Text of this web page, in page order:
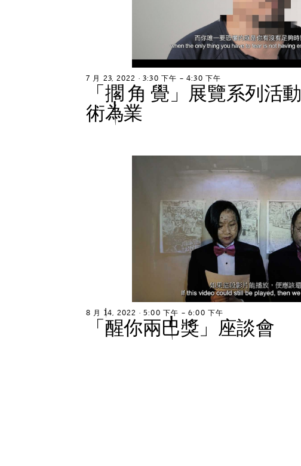
7 月 23, 2022 ∙ 3:30 下午 – 4:30 下午
「擱角 覺 」 展覽系列活動
術為業
8 月 14, 2022 ∙ 5:00 下午 – 6:00 下午
「醒你兩巴獎 」 座談會